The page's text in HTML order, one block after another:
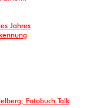
Jahres
Fotobuch Talk